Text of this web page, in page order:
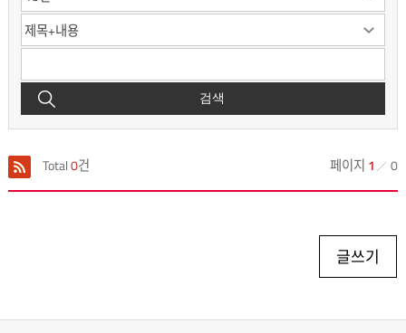
검색
Total0건 페이지 1 0
글쓰기